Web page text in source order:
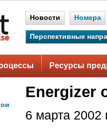
Новости Номера
Перспективные
Ресурсы
Energizer
6 марта 2002